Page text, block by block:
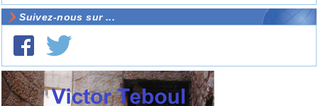
Suivez-nous sur ...